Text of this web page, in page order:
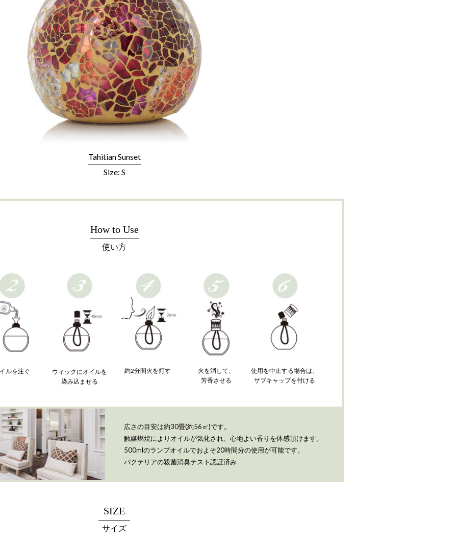
Tahitian Sunset
Size: S
How to Use
使い方
ルを注ぐ
ウィックにオイルを
染み込ませる
約2分間火を灯す
火を消して、
芳香させる
使用を中止する場合は、
サブキャップを付ける
広さの目安は約30畳(約56㎡)です。
触媒燃焼によりオイルが気化され、心地よい香りを体感頂けます。
500mlのランプオイルでおよそ20時間分の使用が可能です。
バクテリアの殺菌消臭テスト認証済み
SIZE
サイズ